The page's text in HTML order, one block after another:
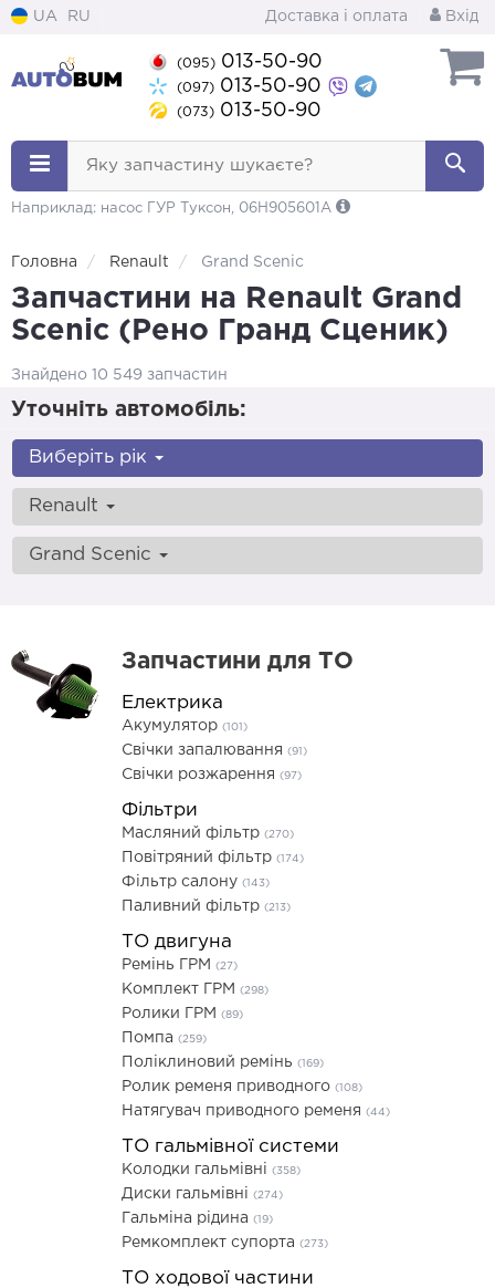
UA RU Доставка і оплата Вхід
(095) 013-50-90
(097) 013-50-90
(073) 013-50-90
Яку запчастину шукаєте?
Наприклад: насос ГУР Туксон, 06H905601A
Головна Renault Grand Scenic
Запчастини на Renault Grand
Scenic (Рено Гранд Сценик)
Знайдено 10 549 запчастин
Уточніть автомобіль:
Виберіть рік
Renault
Grand Scenic
Запчастини для ТО
Електрика
Акумулятор (101)
Свічки запалювання (91)
Свічки розжарення (97)
Фільтри
Масляний фільтр (270)
Повітряний фільтр (174)
Фільтр салону (143)
Паливний фільтр (213)
ТО двигуна
Ремінь ГРМ (27)
Комплект ГРМ (298)
Ролики ГРМ (89)
Помпа (259)
Поліклиновий ремінь (169)
Ролик ременя приводного (108)
Натягувач приводного ременя (44)
ТО гальмівної системи
Колодки гальмівні (358)
Диски гальмівні (274)
Гальміна рідина (19)
Ремкомплект супорта (273)
ТО ходової частини